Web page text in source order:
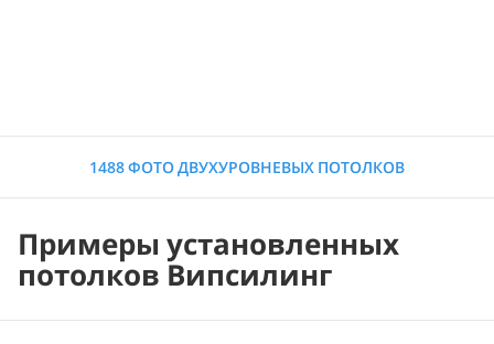
1488 ФОТО ДВУХУРОВНЕВЫХ ПОТОЛКОВ
Примеры установленных
потолков Випсилинг